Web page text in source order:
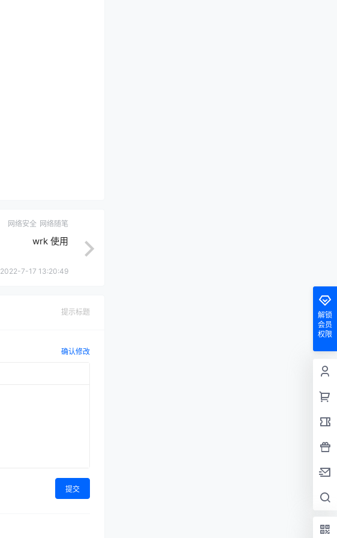
网络安全 网络随笔
wrk 使用
2022-7-17 13:20:49
提示标题
确认修改
提交
解锁
会员
权限